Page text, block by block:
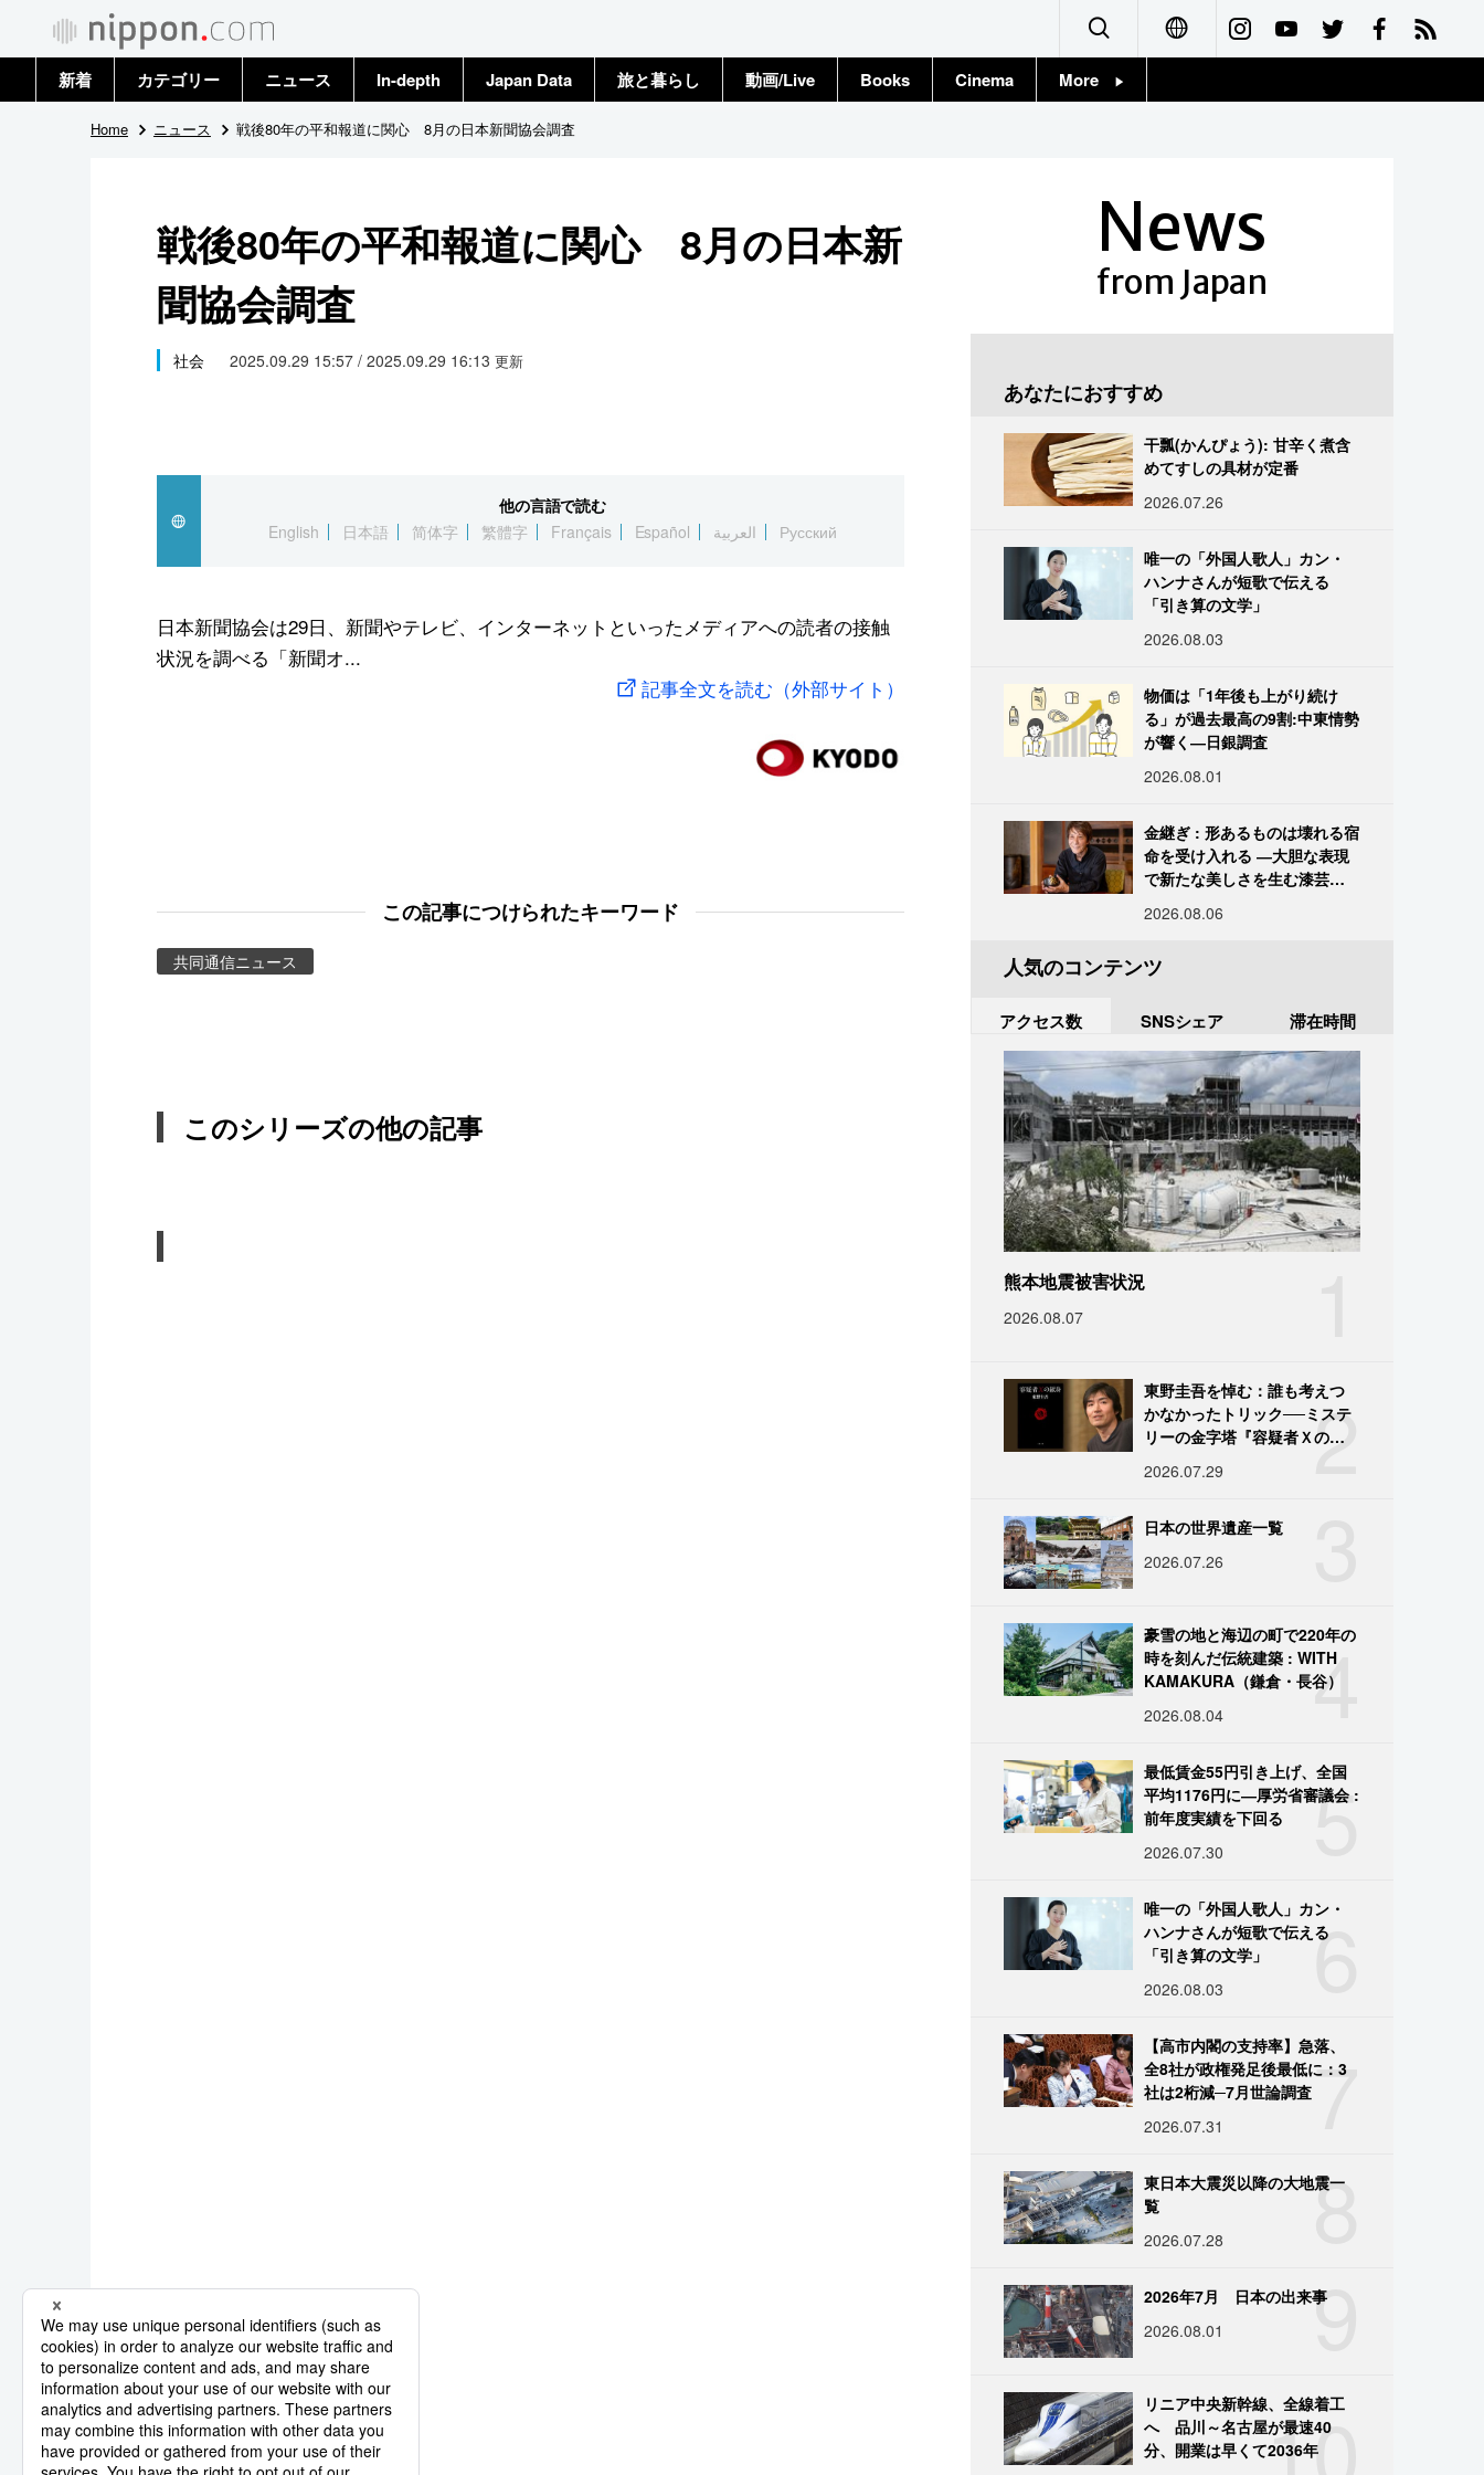
Français
新着 カテゴリー
政治・外交
国際
社会
文化
スポーツ・東京2020
ニュース
トップ
In-depth Japan Data 旅と暮らし 動画/Live Books Cinema More
Home ニュース 戦後80年の平和報道に関心 8月の日本新聞協会調査
戦後80年の平和報道に関心 8月の日本新
聞協会調査
社会 2025.09.29 15:57 / 2025.09.29 16:13 更新
他の言語で読む
English
日本語 简体字 繁體字 Français Español العربية Русский
日本新聞協会は29日、新聞やテレビ、インターネットといったメディアへの読者の接触
状況を調べる「新聞オ...
記事全文を読む（外部サイト）
この記事につけられたキーワード
共同通信ニュース
このシリーズの他の記事
News
from Japan
あなたにおすすめ
干瓢(かんぴょう): 甘辛く煮含
めてすしの具材が定番
2026.07.26
唯一の「外国人歌人」カン・
ハンナさんが短歌で伝える
「引き算の文学」
2026.08.03
物価は「1年後も上がり続け
る」が過去最高の9割:中東情勢
が響く―日銀調査
2026.08.01
金継ぎ : 形あるものは壊れる宿
命を受け入れる ―大胆な表現
で新たな美しさを生む漆芸修
2026.08.06
人気のコンテンツ
アクセス数 SNSシェア 滞在時間
熊本地震被害状況
2026.08.07
2
東野圭吾を悼む：誰も考えつ
かなかったトリック──ミステ
リーの金字塔『容疑者Ｘの献
2026.07.29
日本の世界遺産一覧
2026.07.26
4
豪雪の地と海辺の町で220年の
時を刻んだ伝統建築 : WITH
KAMAKURA（鎌倉・長谷）
2026.08.04
5
最低賃金55円引き上げ、全国
平均1176円に―厚労省審議会 :
前年度実績を下回る
2026.07.30
6
唯一の「外国人歌人」カン・
ハンナさんが短歌で伝える
「引き算の文学」
2026.08.03
7
【高市内閣の支持率】急落、
全8社が政権発足後最低に：3
社は2桁減─7月世論調査
2026.07.31
8
東日本大震災以降の大地震一
覧
2026.07.28
9
2026年7月 日本の出来事
2026.08.01
10
リニア中央新幹線、全線着工
へ 品川～名古屋が最速40
分、開業は早くて2036年